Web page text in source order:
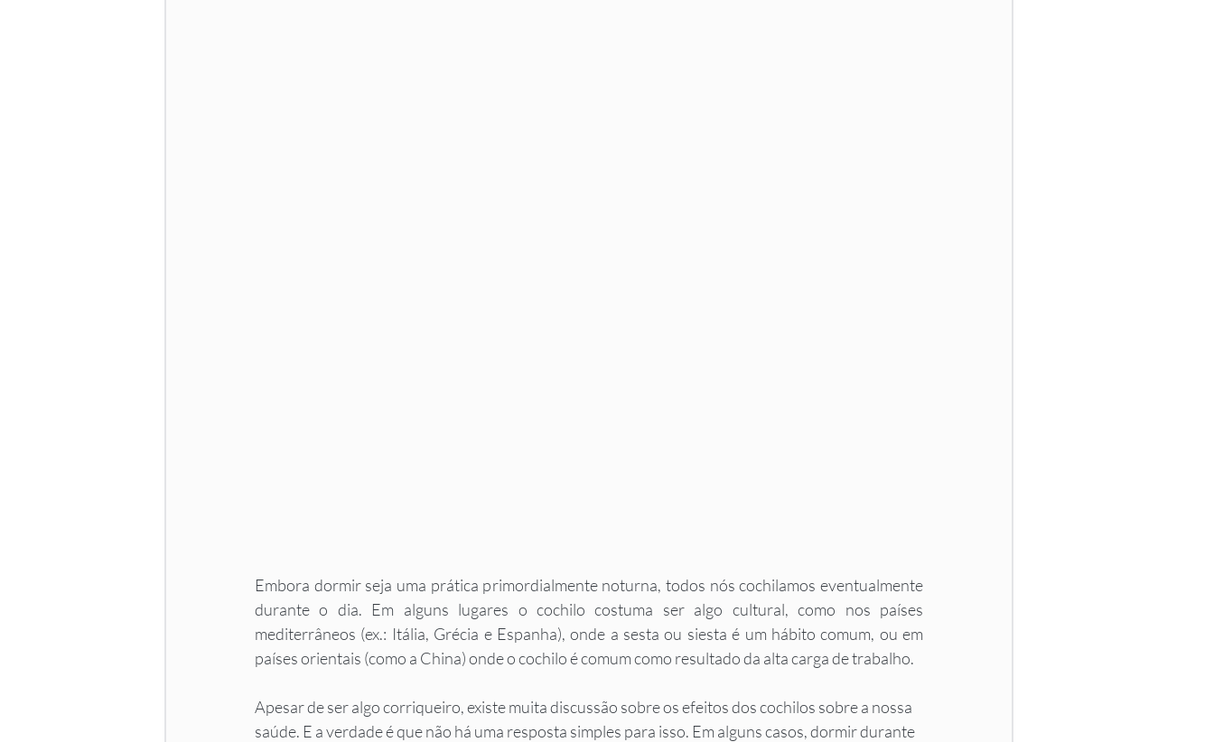
Embora dormir seja uma prática primordialmente noturna, todos nós cochilamos eventualmente
durante o dia. Em alguns lugares o cochilo costuma ser algo cultural, como nos países
mediterrâneos (ex.: Itália, Grécia e Espanha), onde a sesta ou siesta é um hábito comum, ou em
países orientais (como a China) onde o cochilo é comum como resultado da alta carga de trabalho.
Apesar de ser algo corriqueiro, existe muita discussão sobre os efeitos dos cochilos sobre a nossa
saúde. E a verdade é que não há uma resposta simples para isso. Em alguns casos, dormir durante